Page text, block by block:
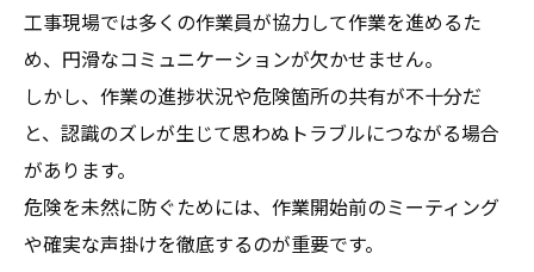
工事現場では多くの作業員が協力して作業を進めるた
め、円滑なコミュニケーションが欠かせません。
しかし、作業の進捗状況や危険箇所の共有が不十分だ
と、認識のズレが生じて思わぬトラブルにつながる場合
があります。
危険を未然に防ぐためには、作業開始前のミーティング
や確実な声掛けを徹底するのが重要です。